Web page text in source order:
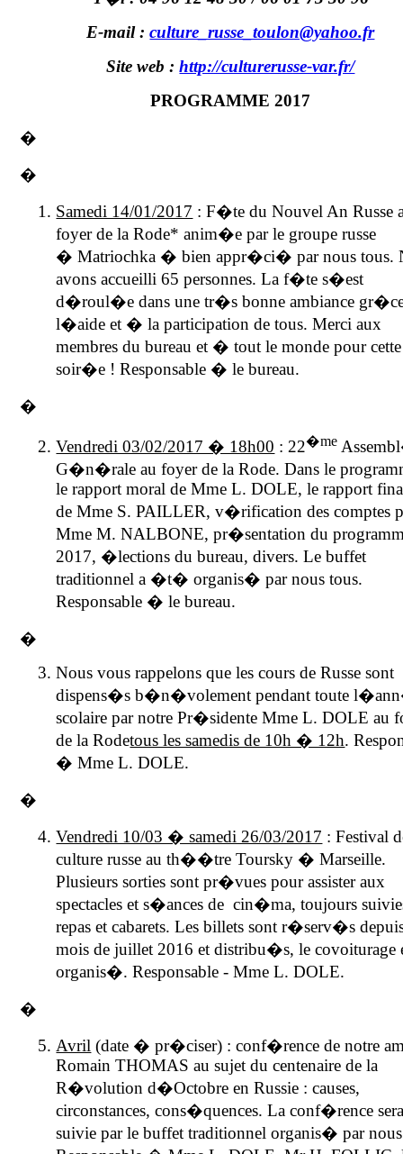
E-mail :culture_russe_toulon@yahoo.fr
Site web :http://culturerusse-var.fr/
PROGRAMME 2017
�
�
Samedi 14/01/2017 : F�te du Nouvel An Russe
foyer dela Rode* anim�e par le groupe russe
� Matriochka � bien appr�ci� par nous tous.
avons accueilli 65 personnes. La f�te s�est
d�roul�e dans une tr�s bonne ambiance
l�aide et � la participation de tous. Merci aux
membres du bureau et � tout le monde pour
soir�e ! Responsable � le bureau.
�
Vendredi 03/02/2017 � 18h00 : 22�me
G�n�rale au foyer dela Rode. Dans le
le rapport moral de Mme L. DOLE, le rapport
de Mme S. PAILLER, v�rification des comptes
Mme M. NALBONE, pr�sentation du
2017, �lections du bureau, divers. Le buffet
traditionnel a �t� organis� par nous tous.
Responsable � le bureau.
�
Nous vous rappelons que les cours de Russe sont
dispens�s b�n�volement pendant toute
scolaire par notre Pr�sidente Mme L. DOLE au
dela Rodetous les samedis de 10h � 12h.
� Mme L. DOLE.
�
Vendredi 10/03 � samedi 26/03/2017 : Festival
culture russe au th��tre Toursky � Marseille.
Plusieurs sorties sont pr�vues pour assister aux
spectacles et s�ances de cin�ma, toujours
repas et cabarets. Les billets sont r�serv�s
mois de juillet 2016 et distribu�s, le covoiturage
organis�. Responsable - Mme L. DOLE.
�
Avril (date � pr�ciser) : conf�rence de notre
Romain THOMAS au sujet du centenaire dela
R�volution d�Octobre en Russie : causes,
circonstances, cons�quences. La conf�rence
suivie par le buffet traditionnel organis� par